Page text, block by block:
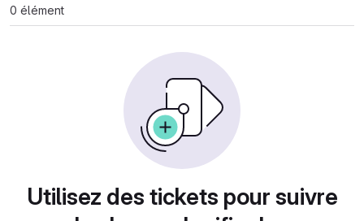
0 élément
Utilisez des tickets pour suivre